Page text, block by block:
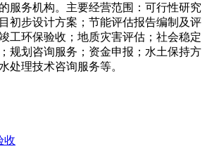
服务机构。主要经营范围：可行性研究
初步设计方案；节能评估报告编制及评
工环保验收；地质灾害评估；社会稳定
规划咨询服务；资金申报；水土保持方
处理技术咨询服务等。
收